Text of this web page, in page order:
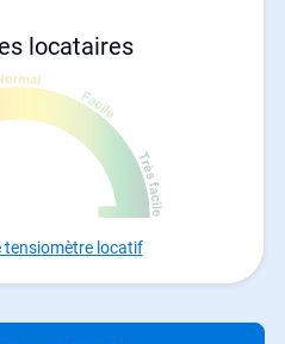
locataires
tensiomètre locatif